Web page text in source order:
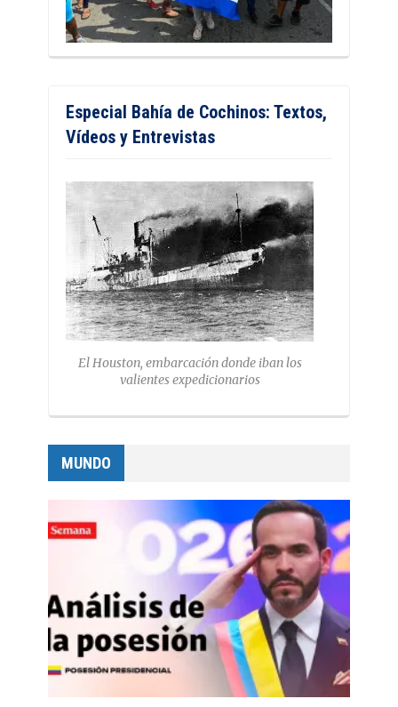
Especial Bahía de Cochinos: Textos,
Vídeos y Entrevistas
El Houston, embarcación donde iban los
valientes expedicionarios
MUNDO